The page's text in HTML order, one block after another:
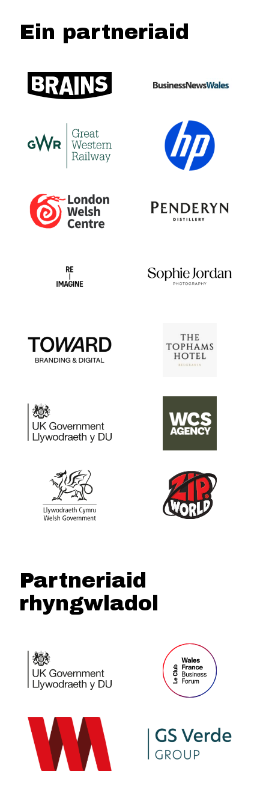
Ein partneriaid
Partneriaid
rhyngwladol